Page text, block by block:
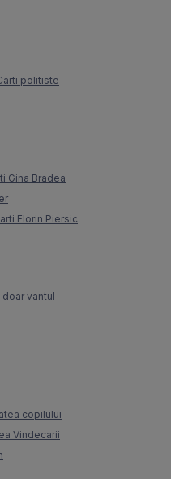
politiste
Gina Bradea
Florin Piersic
vantul
copilului
Vindecarii